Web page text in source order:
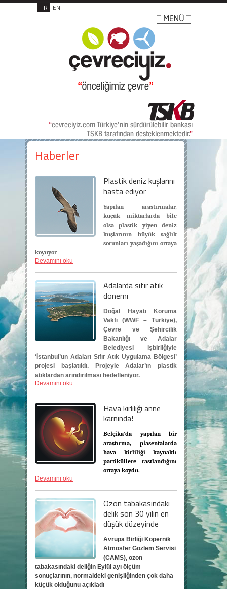
TR EN
Haberler
Plastik deniz kuşlarını
hasta ediyor
Yapılan araştırmalar,
küçük miktarlarda bile
olsa plastik yiyen deniz
kuşlarının büyük sağlık
sorunları yaşadığını ortaya
koyuyor
Devamını oku
Adalarda sıfır atık
dönemi
Doğal Hayatı Koruma
Vakfı (WWF – Türkiye),
Çevre ve Şehircilik
Bakanlığı ve Adalar
Belediyesi işbirliğiyle
‘İstanbul’un Adaları Sıfır Atık Uygulama Bölgesi’
projesi başlatıldı. Projeyle Adalar’ın plastik
atıklardan arındırılması hedefleniyor.
Devamını oku
Hava kirliliği anne
karnında!
Belçika’da yapılan bir
araştırma, plasentalarda
hava kirliliği kaynaklı
partiküllere rastlandığını
ortaya koydu.
Devamını oku
Ozon tabakasındaki
delik son 30 yılın en
düşük düzeyinde
Avrupa Birliği Kopernik
Atmosfer Gözlem Servisi
(CAMS), ozon
tabakasındaki deliğin Eylül ayı ölçüm
sonuçlarının, normaldeki genişliğinden çok daha
küçük olduğunu açıkladı